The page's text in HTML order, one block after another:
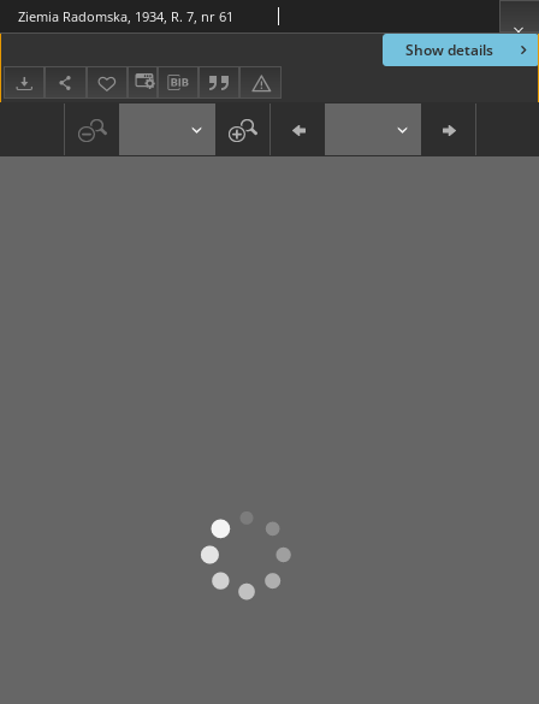
Show details
Ziemia Radomska, 1934, R. 7, nr 61